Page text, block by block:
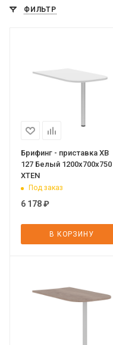
ФИЛЬТР
Брифинг - приставка XB
127 Белый 1200х700х750
XTEN
Под заказ
6 178₽
В КОРЗИНУ